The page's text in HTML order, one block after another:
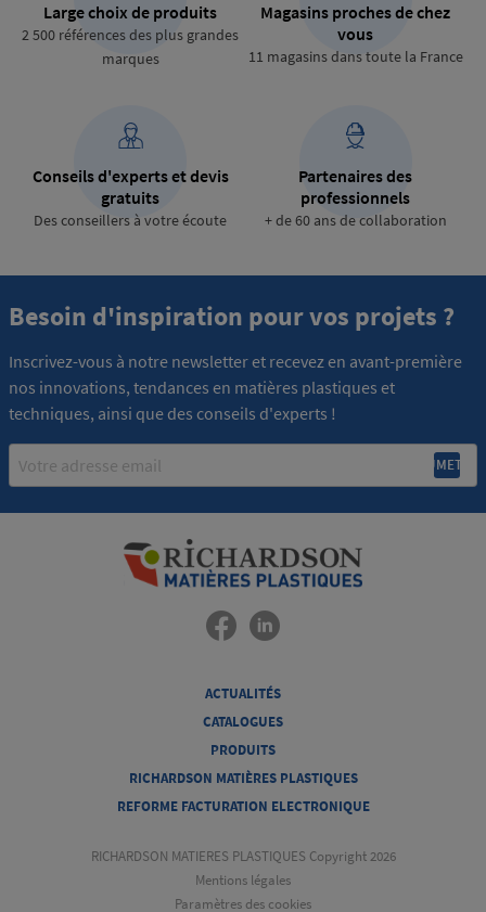
Large choix de produits
2 500 références des plus grandes
marques
Magasins proches de chez
vous
11 magasins dans toute la France
Conseils d'experts et devis
gratuits
Des conseillers à votre écoute
Partenaires des
professionnels
+ de 60 ans de collaboration
Besoin d'inspiration pour vos projets ?
Inscrivez-vous à notre newsletter et recevez en avant-première
nos innovations, tendances en matières plastiques et
techniques, ainsi que des conseils d'experts !
ACTUALITÉS
CATALOGUES
PRODUITS
RICHARDSON MATIÈRES PLASTIQUES
REFORME FACTURATION ELECTRONIQUE
RICHARDSON MATIERES PLASTIQUES Copyright 2026
Mentions légales
Paramètres des cookies